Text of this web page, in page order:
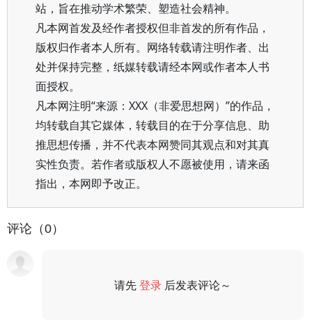
站，旨在推动学术繁荣、塑造社会精神。
凡本网首发及经作者授权但非首发的所有作品，
版权归作者本人所有。网络转载请注明作者、出
处并保持完整，纸媒转载请经本网或作者本人书
面授权。
凡本网注明“来源：XXX（非爱思想网）”的作品，
均转载自其它媒体，转载目的在于分享信息、助
推思想传播，并不代表本网赞同其观点和对其真
实性负责。若作者或版权人不愿被使用，请来函
指出，本网即予改正。
评论（0）
请先登录 后发表评论～